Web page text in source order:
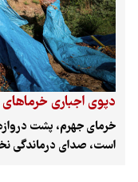
دپوی اجباری
خرمای جهرم، پشت
است، صدای درماندگی